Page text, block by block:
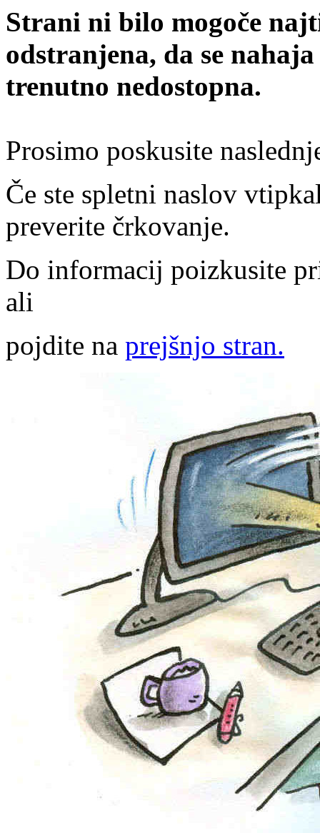
Strani ni bilo mogoče
odstranjena, da se
trenutno nedostopna.
Prosimo poskusite
Če ste spletni naslov
preverite črkovanje.
Do informacij poizkusite
ali
pojdite na prejšnjo stran.